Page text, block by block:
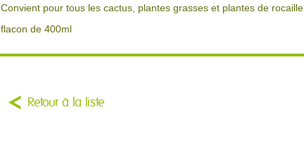
Convient pour tous les cactus, plantes grasses et plantes de rocaille.
flacon de 400ml
Retour à la liste